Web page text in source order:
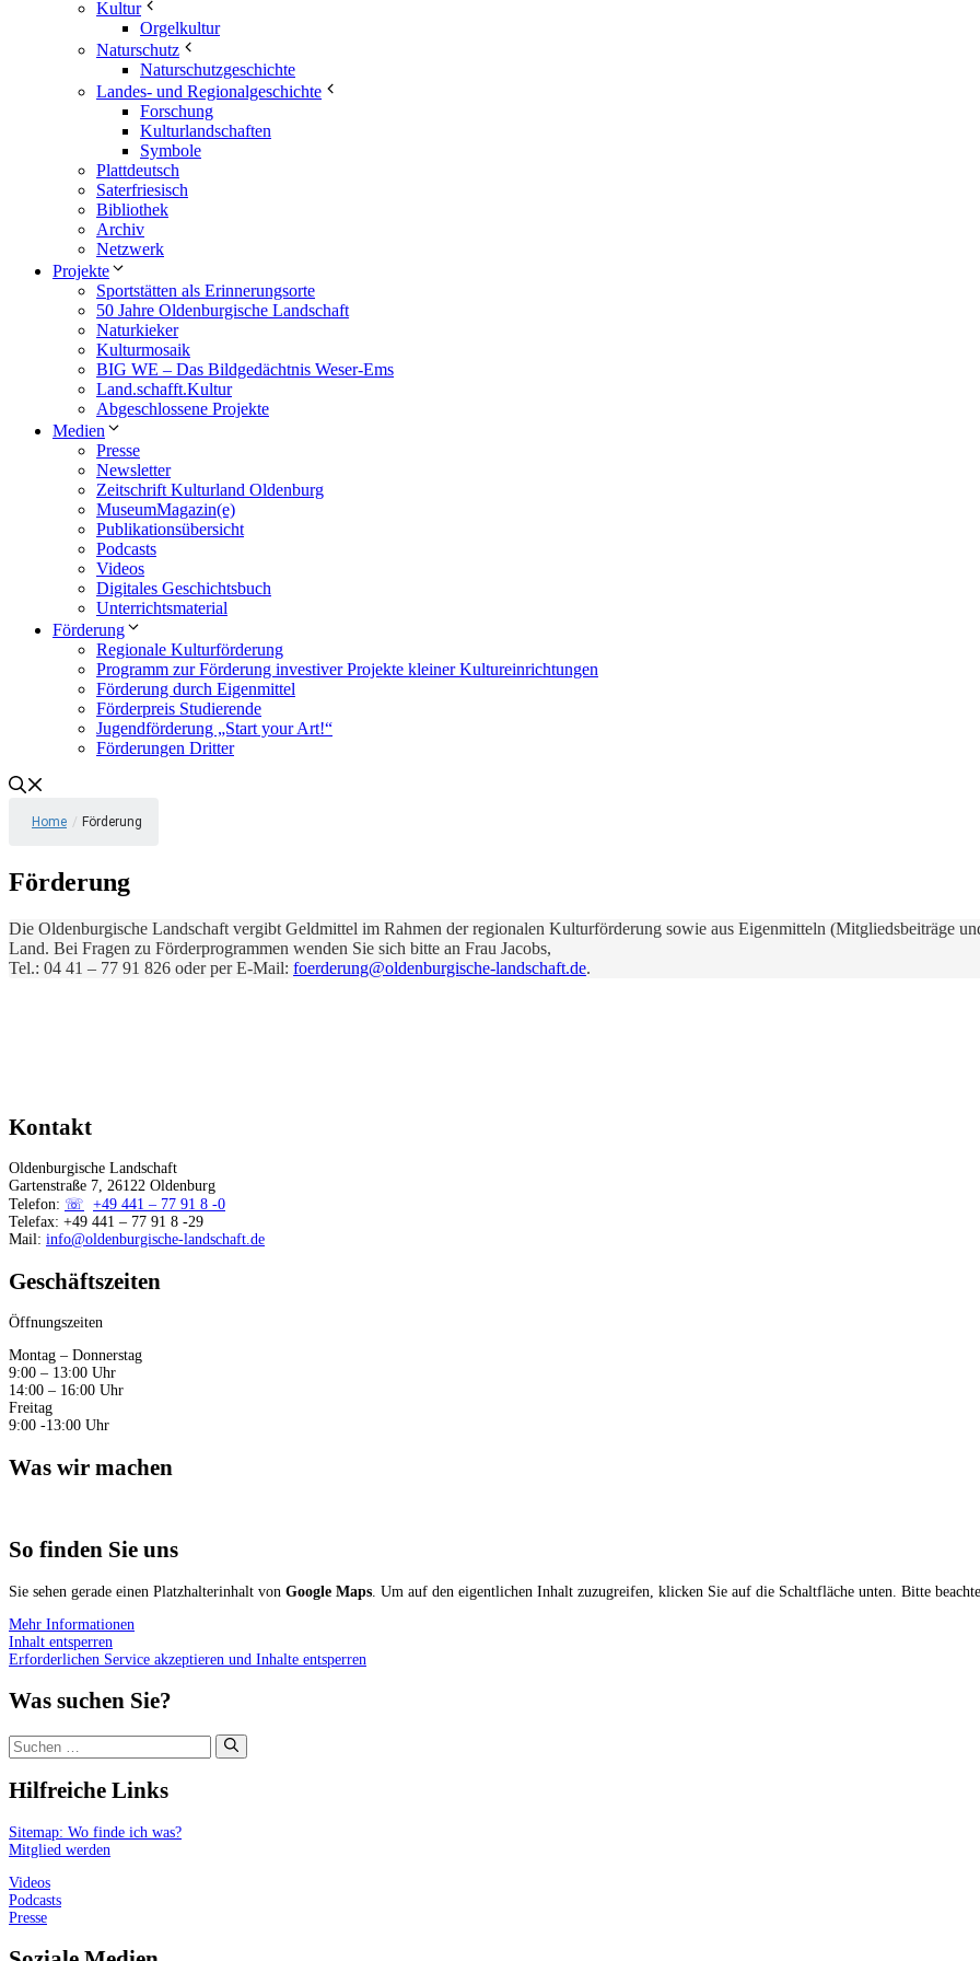
Kultur
Orgelkultur
Naturschutz
Naturschutzgeschichte
Landes- und Regionalgeschichte
Forschung
Kulturlandschaften
Symbole
Plattdeutsch
Saterfriesisch
Bibliothek
Archiv
Netzwerk
Projekte
Sportstätten als Erinnerungsorte
50 Jahre Oldenburgische Landschaft
Naturkieker
Kulturmosaik
BIG WE – Das Bildgedächtnis Weser-Ems
Land.schafft.Kultur
Abgeschlossene Projekte
Medien
Presse
Newsletter
Zeitschrift Kulturland Oldenburg
MuseumMagazin(e)
Publikationsübersicht
Podcasts
Videos
Digitales Geschichtsbuch
Unterrichtsmaterial
Förderung
Regionale Kulturförderung
Programm zur Förderung investiver Projekte kleiner Kultureinrichtungen
Förderung durch Eigenmittel
Förderpreis Studierende
Jugendförderung „Start your Art!“
Förderungen Dritter
Home / Förderung
Förderung
Die Oldenburgische Landschaft vergibt Geldmittel im Rahmen der regionalen Kulturförderung sowie aus Eigenmitteln (Mitgliedsbeiträge
Land. Bei Fragen zu Förderprogrammen wenden Sie sich bitte an Frau Jacobs,
Tel.: 04 41 – 77 91 826 oder per E-Mail: foerderung@oldenburgische-landschaft.de.
Kontakt
Oldenburgische Landschaft
Gartenstraße 7, 26122 Oldenburg
Telefon:
+49 441 – 77 91 8 -0
Telefax: +49 441 – 77 91 8 -29
Mail: info@oldenburgische-landschaft.de
Geschäftszeiten
Öffnungszeiten
Montag – Donnerstag
9:00 – 13:00 Uhr
14:00 – 16:00 Uhr
Freitag
9:00 -13:00 Uhr
Was wir machen
So finden Sie uns
Sie sehen gerade einen Platzhalterinhalt von Google Maps . Um auf den eigentlichen Inhalt zuzugreifen, klicken Sie auf die Schaltfläche unten. Bitte
Mehr Informationen
Inhalt entsperren
Erforderlichen Service akzeptieren und Inhalte entsperren
Was suchen Sie?
Suchen
nach:
Hilfreiche Links
Sitemap: Wo finde ich was?
Mitglied werden
Videos
Podcasts
Presse